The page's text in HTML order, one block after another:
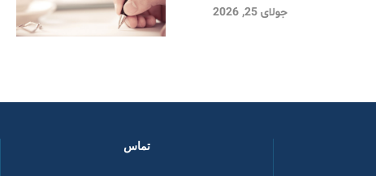
جولای 25, 2026
تماس